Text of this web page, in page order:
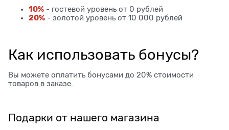
10% - гостевой уровень от 0 рублей
20% - золотой уровень от 10 000 рублей
Как использовать бонусы?
Вы можете оплатить бонусами до 20% стоимости
товаров в заказе.
Подарки от нашего магазина